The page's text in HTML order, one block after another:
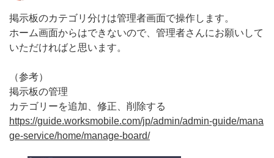
掲示板のカテゴリ分けは管理者画面で操作します。
ホーム画面からはできないので、管理者さんにお願いして
いただければと思います。
（参考）
掲示板の管理
カテゴリーを追加、修正、削除する
https://guide.worksmobile.com/jp/admin/admin-guide/mana
ge-service/home/manage-board/